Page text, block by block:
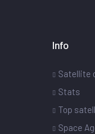
Info
Satellite
Stats
Top
Space